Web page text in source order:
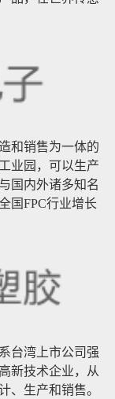
和销售为一体的
业园，可以生产
国内外诸多知名
国FPC行业增长
台湾上市公司强
新技术企业，从
、生产和销售。